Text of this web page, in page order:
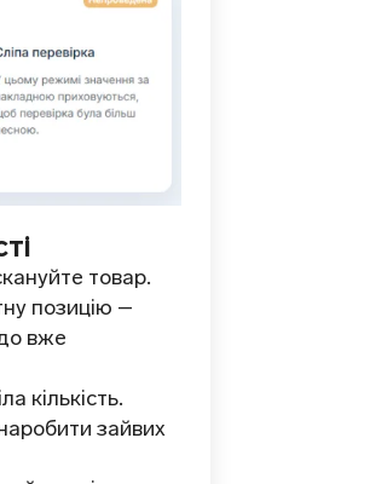
товар.
позицію –
вже
кількість.
зайвих